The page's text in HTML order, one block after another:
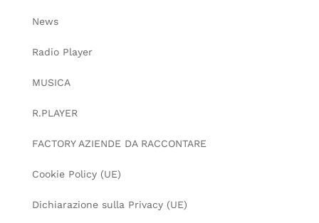
News
Radio Player
MUSICA
R.PLAYER
FACTORY AZIENDE DA RACCONTARE
Cookie Policy (UE)
Dichiarazione sulla Privacy (UE)